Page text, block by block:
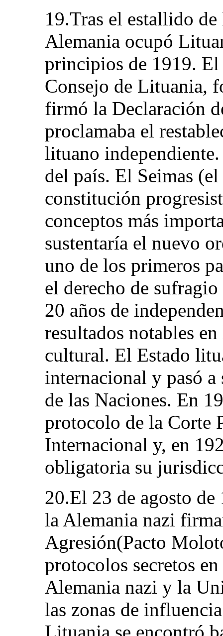
19.Tras el estallido
Alemania ocupó
principios de 1919.
Consejo de Lituania,
firmó la Declaración
proclamaba el
lituano
del país. El Seimas
constitución
conceptos más
sustentaría el nuevo
uno de los primeros
el derecho de
20 años de
resultados notables
cultural. El Estado
internacional y pasó
de las Naciones. En
protocolo de la Corte
Internacional y, en
obligatoria su
20.El 23 de agosto
la Alemania nazi
Agresión(Pacto
protocolos secretos
Alemania nazi y la
las zonas de